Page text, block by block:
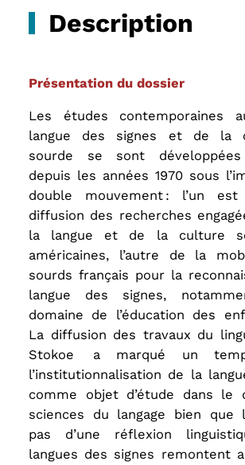
Description
Présentation du dossier
Les études contemporaines
langue des signes et de la
sourde se sont
depuis les années 1970 sous
double mouvement : l’un
diffusion des recherches
la langue et de la culture
américaines, l’autre de la
sourds français pour la
langue des signes,
domaine de l’éducation des
La diffusion des travaux du
Stokoe a marqué un
l’institutionnalisation de la
comme objet d’étude dans le
sciences du langage bien que
pas d’une réflexion
langues des signes remontent